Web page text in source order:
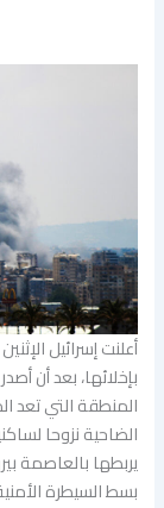
أعلنت إسرائيل
بإخلائها، بعد أن
المنطقة التي تعد
الضاحية نزوحا
يربطها بالعاصمة
بسط السيطرة